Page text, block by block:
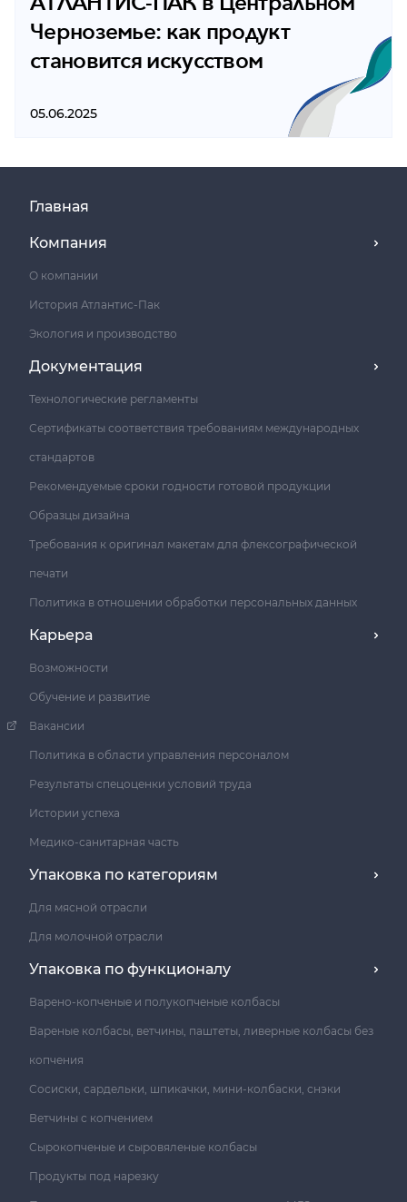
Черноземье: как продукт
становится искусством
05.06.2025
Главная
Компания
О компании
История Атлантис-Пак
Экология и производство
Документация
Технологические регламенты
Сертификаты соответствия требованиям международных
стандартов
Рекомендуемые сроки годности готовой продукции
Образцы дизайна
Требования к оригинал макетам для флексографической
печати
Политика в отношении обработки персональных данных
Карьера
Возможности
Обучение и развитие
Вакансии
Политика в области управления персоналом
Результаты спецоценки условий труда
Истории успеха
Медико-санитарная часть
Упаковка по категориям
Для мясной отрасли
Для молочной отрасли
Упаковка по функционалу
Варено-копченые и полукопченые колбасы
Вареные колбасы, ветчины, паштеты, ливерные колбасы без
копчения
Сосиски, сардельки, шпикачки, мини-колбаски, снэки
Ветчины с копчением
Сырокопченые и сыровяленые колбасы
Продукты под нарезку